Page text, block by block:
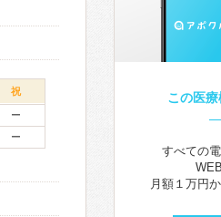
祝
ー
ー
この医
すべての
月額１万円